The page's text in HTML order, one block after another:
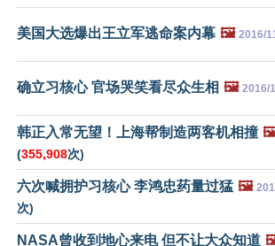
美国大选爆出王立军逃命案内幕 🖼️ 2016/
确立习核心 官场哭笑看尽众生相 🖼️ 2016/
韩正入常无望！上海帮制造两客机相撞
(355,908次)
六次喊拥护习核心 李鸿忠药量过猛 🖼️
次)
NASA曾收到地心来电 但不让大众知道